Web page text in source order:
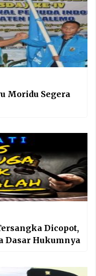
Moridu Segera
Dicopot,
Dasar Hukumnya